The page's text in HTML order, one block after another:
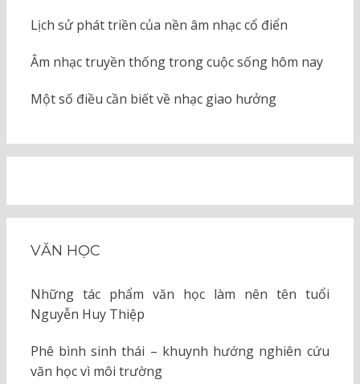
Lịch sử phát triền của nền âm nhạc cổ điển
Âm nhạc truyền thống trong cuộc sống hôm nay
Một số điều cần biết về nhạc giao hưởng
VĂN HỌC
Những tác phẩm văn học làm nên tên tuổi
Nguyễn Huy Thiệp
Phê bình sinh thái – khuynh hướng nghiên cứu
văn học vì môi trường